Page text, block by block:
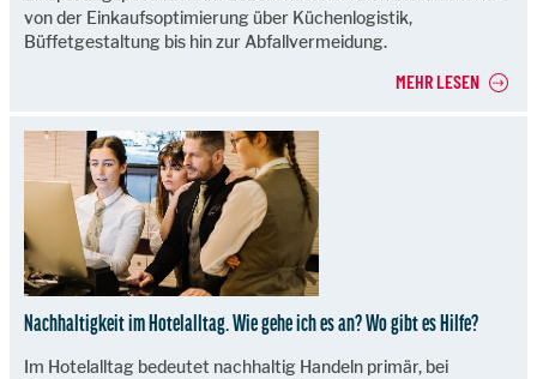
von der Einkaufsoptimierung über Küchenlogistik,
Büffetgestaltung bis hin zur Abfallvermeidung.
MEHR LESEN
Nachhaltigkeit im Hotelalltag. Wie gehe ich es an? Wo gibt es Hilfe?
Im Hotelalltag bedeutet nachhaltig Handeln primär, bei